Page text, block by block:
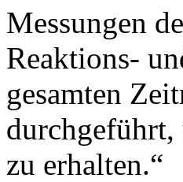
Messungen
Reaktions-
gesamten
durchgeführt,
zu erhalten.“